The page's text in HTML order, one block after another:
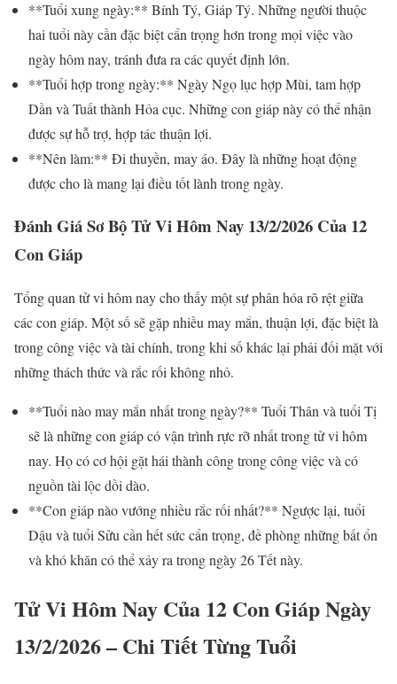
**Tuổi xung ngày:** Bính Tý, Giáp Tý. Những người thuộc
hai tuổi này cần đặc biệt cẩn trọng hơn trong mọi việc vào
ngày hôm nay, tránh đưa ra các quyết định lớn.
**Tuổi hợp trong ngày:** Ngày Ngọ lục hợp Mùi, tam hợp
Dần và Tuất thành Hỏa cục. Những con giáp này có thể nhận
được sự hỗ trợ, hợp tác thuận lợi.
**Nên làm:** Đi thuyền, may áo. Đây là những hoạt động
được cho là mang lại điều tốt lành trong ngày.
Đánh Giá Sơ Bộ Tử Vi Hôm Nay 13/2/2026 Của 12
Con Giáp
Tổng quan tử vi hôm nay cho thấy một sự phân hóa rõ rệt giữa
các con giáp. Một số sẽ gặp nhiều may mắn, thuận lợi, đặc biệt là
trong công việc và tài chính, trong khi số khác lại phải đối mặt với
những thách thức và rắc rối không nhỏ.
**Tuổi nào may mắn nhất trong ngày?** Tuổi Thân và tuổi Tị
sẽ là những con giáp có vận trình rực rỡ nhất trong tử vi hôm
nay. Họ có cơ hội gặt hái thành công trong công việc và có
nguồn tài lộc dồi dào.
**Con giáp nào vướng nhiều rắc rối nhất?** Ngược lại, tuổi
Dậu và tuổi Sửu cần hết sức cẩn trọng, đề phòng những bất ổn
và khó khăn có thể xảy ra trong ngày 26 Tết này.
Tử Vi Hôm Nay Của 12 Con Giáp Ngày
13/2/2026 – Chi Tiết Từng Tuổi